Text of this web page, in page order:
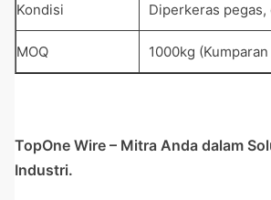
Kondisi Diperkeras pegas,
MOQ 1000kg
TopOne Wire – Mitra Anda dalam
Industri.